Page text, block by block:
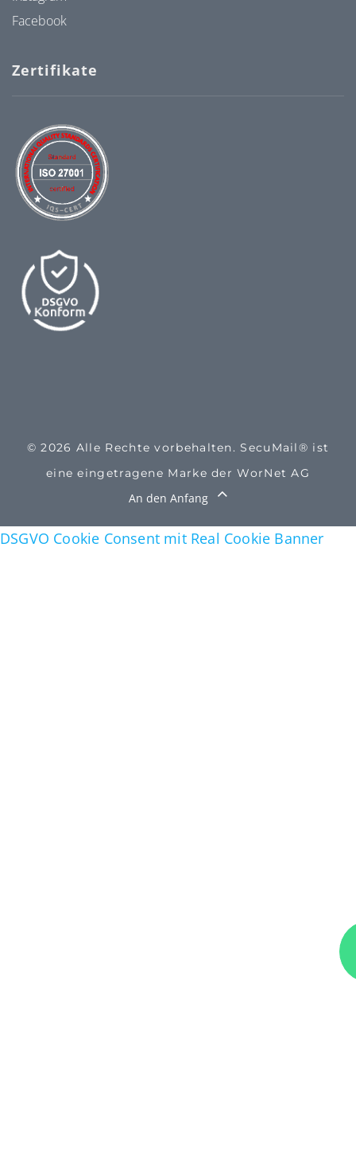
Facebook
Zertifikate
© 2026 Alle Rechte vorbehalten. SecuMail® ist
eine eingetragene Marke der WorNet AG
An den Anfang
DSGVO Cookie Consent mit Real Cookie Banner